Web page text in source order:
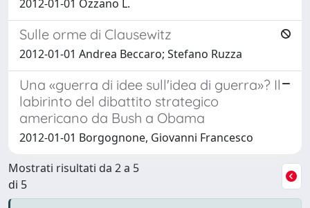
2012-01-01 Ozzano L.
Sulle orme di Clausewitz
2012-01-01 Andrea Beccaro; Stefano Ruzza
Una «guerra di idee sull'idea di guerra»? Il
labirinto del dibattito strategico
americano da Bush a Obama
2012-01-01 Borgognone, Giovanni Francesco
Mostrati risultati da 2 a 5
di 5